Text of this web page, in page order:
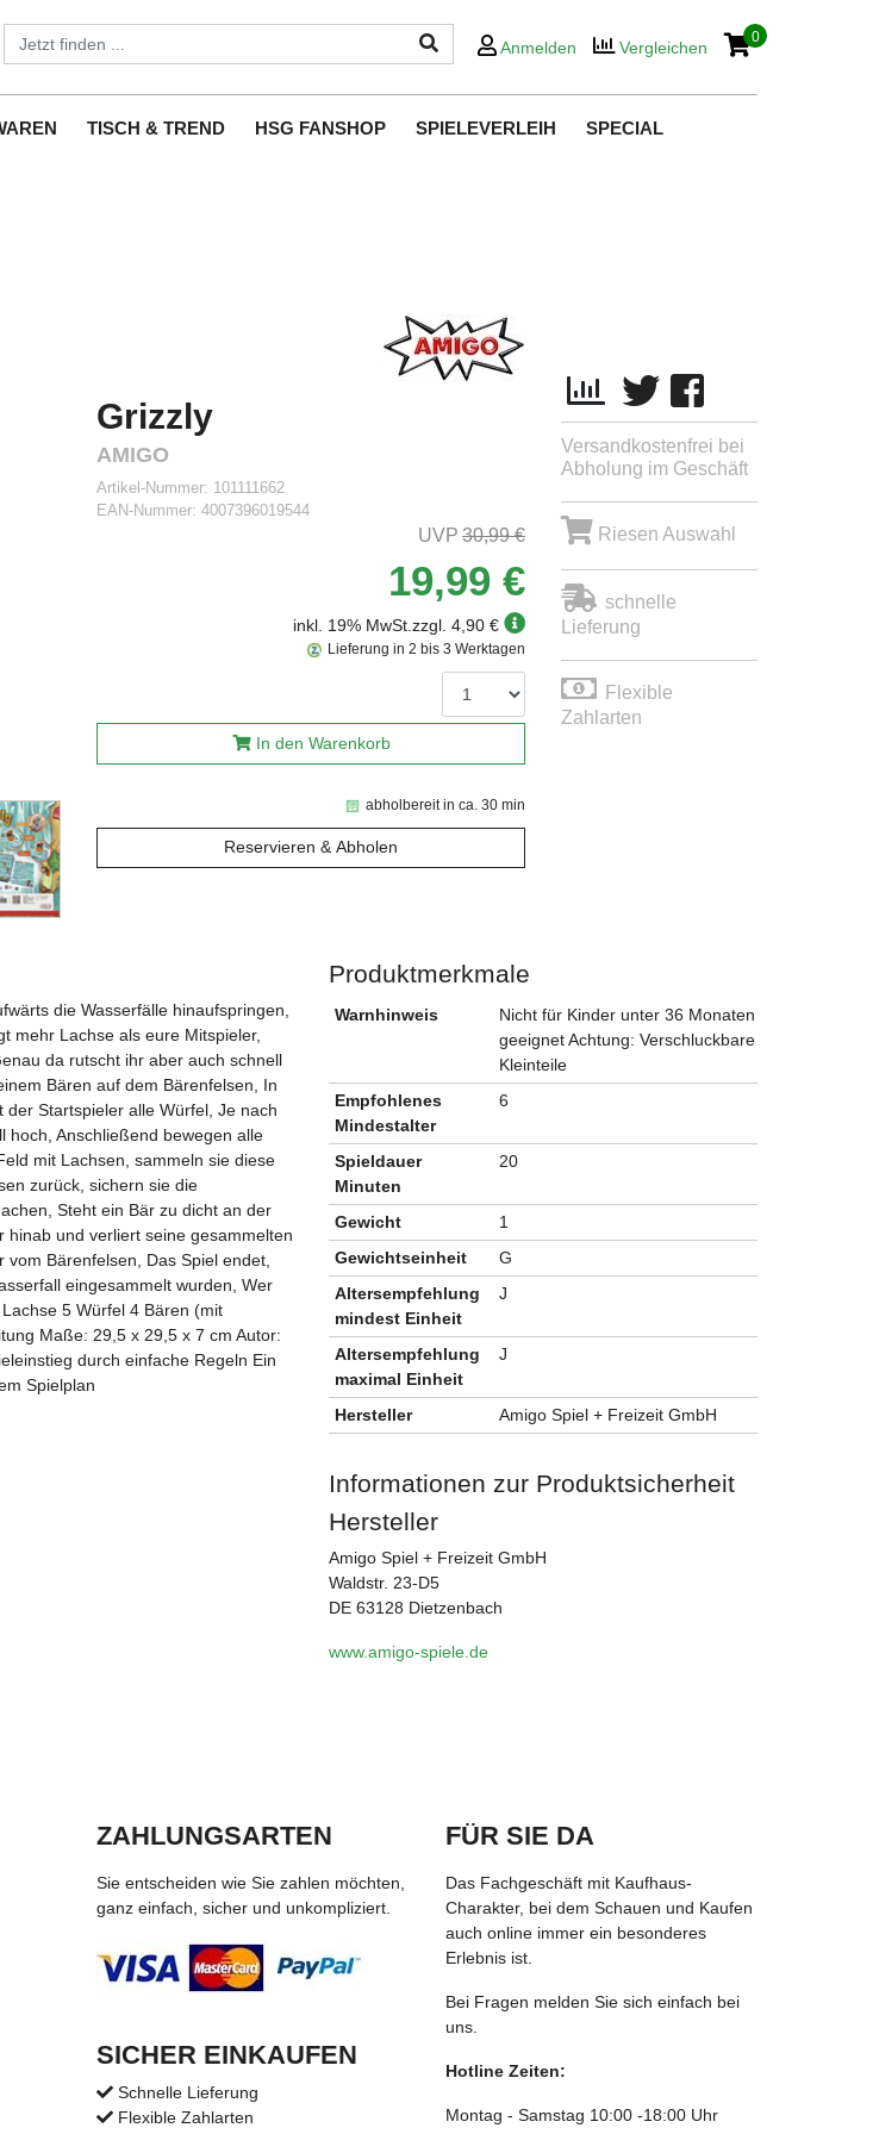
Anmelden Vergleichen
0
TISCH & TREND HSG FANSHOP SPIELEVERLEIH SPECIAL
Grizzly
AMIGO
Artikel-Nummer: 101111662
EAN-Nummer: 4007396019544
30,99 €
19,99 €
inkl. 19% MwSt. zzgl. 4,90 €
abholbereit in ca. 30 min
Reservieren & Abholen
Lieferung in 2 bis 3 Werktagen
In den Warenkorb
Versandkostenfrei bei
Abholung im Geschäft
Riesen Auswahl
schnelle
Lieferung
Flexible
Zahlarten
die Wasserfälle hinaufspringen,
mehr Lachse als eure Mitspieler,
da rutscht ihr aber auch schnell
Bären auf dem Bärenfelsen, In
Startspieler alle Würfel, Je nach
hoch, Anschließend bewegen alle
mit Lachsen, sammeln sie diese
zurück, sichern sie die
Steht ein Bär zu dicht an der
hinab und verliert seine gesammelten
Bärenfelsen, Das Spiel endet,
eingesammelt wurden, Wer
5 Würfel 4 Bären (mit
Maße: 29,5 x 29,5 x 7 cm Autor:
durch einfache Regeln Ein
Spielplan
Produktmerkmale
Warnhinweis
Nicht für Kinder unter 36 Monaten
geeignet Achtung: Verschluckbare
Kleinteile
Empfohlenes
Mindestalter
6
Spieldauer
Minuten
20
Gewicht
1
Gewichtseinheit
G
Altersempfehlung
mindest Einheit
J
Altersempfehlung
maximal Einheit
J
Hersteller Amigo Spiel + Freizeit GmbH
Informationen zur Produktsicherheit
Hersteller
Amigo Spiel + Freizeit GmbH
Waldstr. 23-D5
DE 63128 Dietzenbach
www.amigo-spiele.de
ZAHLUNGSARTEN
Sie entscheiden wie Sie zahlen möchten,
ganz einfach, sicher und unkompliziert.
SICHER EINKAUFEN
Schnelle Lieferung
Flexible Zahlarten
FÜR SIE DA
Das Fachgeschäft mit Kaufhaus-
Charakter, bei dem Schauen und Kaufen
auch online immer ein besonderes
Erlebnis ist.
Bei Fragen melden Sie sich einfach bei
uns.
Hotline Zeiten:
Montag - Samstag 10:00 -18:00 Uhr